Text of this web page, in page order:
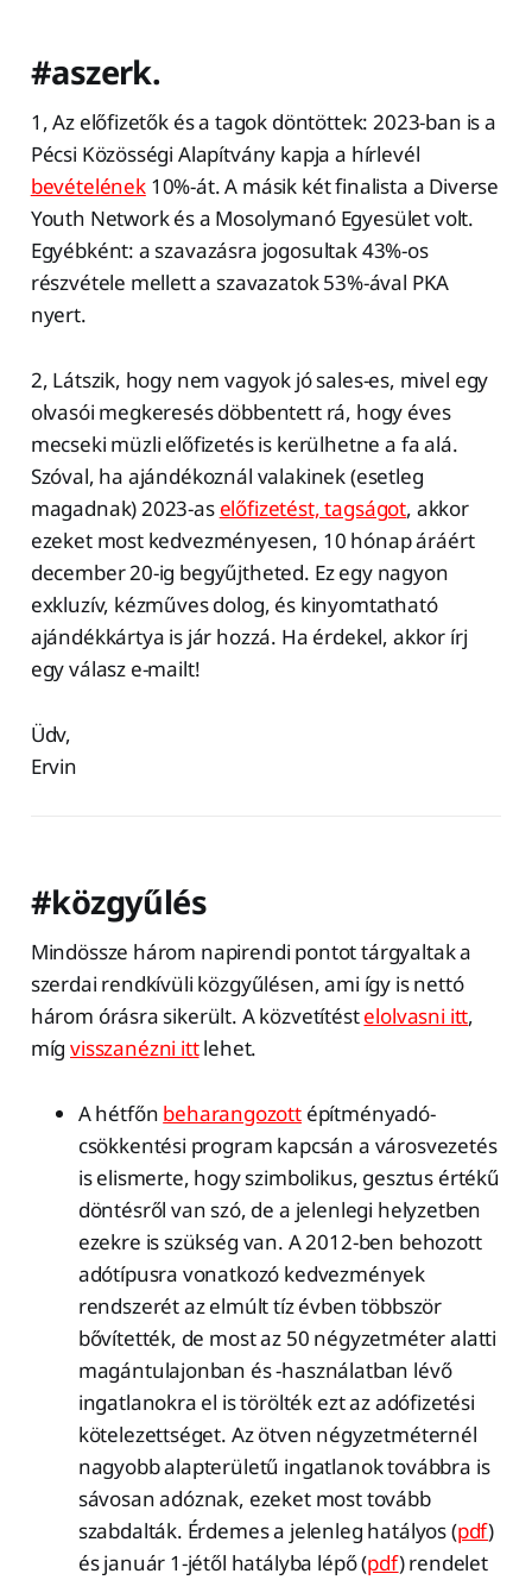
#aszerk.
1, Az előfizetők és a tagok döntöttek: 2023-ban is a
Pécsi Közösségi Alapítvány kapja a hírlevél
bevételének10%-át. A másik két finalista a Diverse
Youth Network és a Mosolymanó Egyesület volt.
Egyébként: a szavazásra jogosultak 43%-os
részvétele mellett a szavazatok 53%-ával PKA
nyert.
2, Látszik, hogy nem vagyok jó sales-es, mivel egy
olvasói megkeresés döbbentett rá, hogy éves
mecseki müzli előfizetés is kerülhetne a fa alá.
Szóval, ha ajándékoznál valakinek (esetleg
magadnak) 2023-as előfizetést, tagságot, akkor
ezeket most kedvezményesen, 10 hónap áráért
december 20-ig begyűjtheted. Ez egy nagyon
exkluzív, kézműves dolog, és kinyomtatható
ajándékkártya is jár hozzá. Ha érdekel, akkor írj
egy válasz e-mailt!
Üdv,
Ervin
#közgyűlés
Mindössze három napirendi pontot tárgyaltak a
szerdai rendkívüli közgyűlésen, ami így is nettó
három órásra sikerült. A közvetítéstelolvasni itt,
mígvisszanézni ittlehet.
A hétfőn beharangozottépítményadó-
csökkentési program kapcsán a városvezetés
is elismerte, hogy szimbolikus, gesztus értékű
döntésről van szó, de a jelenlegi helyzetben
ezekre is szükség van. A 2012-ben behozott
adótípusra vonatkozó kedvezmények
rendszerét az elmúlt tíz évben többször
bővítették, de most az 50 négyzetméter alatti
magántulajonban és -használatban lévő
ingatlanokra el is törölték ezt az adófizetési
kötelezettséget. Az ötven négyzetméternél
nagyobb alapterületű ingatlanok továbbra is
sávosan adóznak, ezeket most tovább
szabdalták. Érdemes a jelenleg hatályos (pdf)
és január 1-jétől hatályba lépő (pdf) rendelet